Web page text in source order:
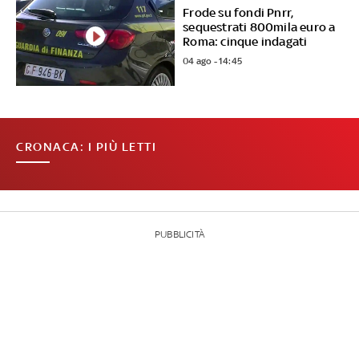
Frode su fondi Pnrr,
sequestrati 800mila euro a
Roma: cinque indagati
04 ago - 14:45
CRONACA: I PIÙ LETTI
PUBBLICITÀ